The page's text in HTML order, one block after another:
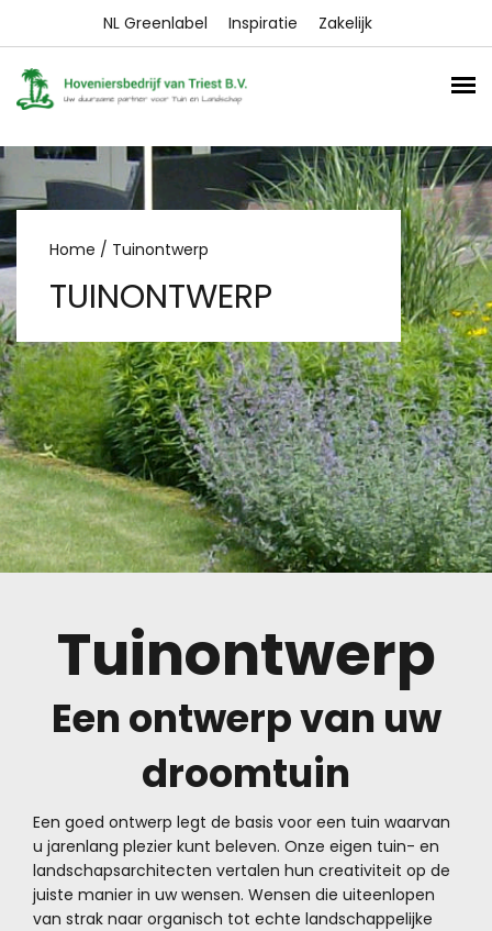
NL Greenlabel Inspiratie Zakelijk
Home / Tuinontwerp
TUINONTWERP
Tuinontwerp
Een ontwerp van uw
droomtuin
Een goed ontwerp legt de basis voor een tuin waarvan
u jarenlang plezier kunt beleven. Onze eigen tuin- en
landschapsarchitecten vertalen hun creativiteit op de
juiste manier in uw wensen. Wensen die uiteenlopen
van strak naar organisch tot echte landschappelijke